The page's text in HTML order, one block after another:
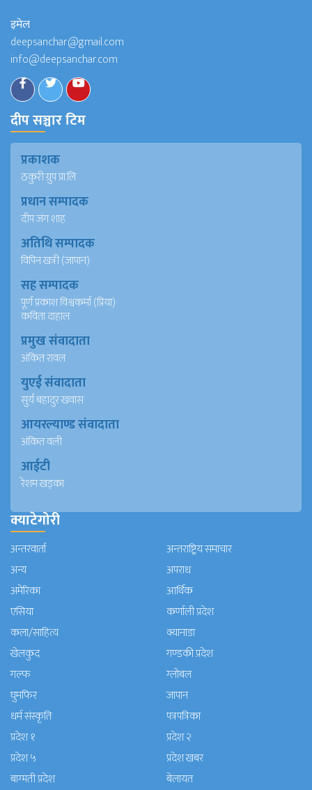
इमेल
deepsanchar@gmail.com
info@deepsanchar.com
दीप सञ्चार टिम
प्रकाशक
ठकुरी ग्रुप प्रा.लि
प्रधान सम्पादक
दीप जंग शाह
अतिथि सम्पादक
विपिन खत्री (जापान)
सह सम्पादक
पूर्ण प्रकाश विश्वकर्मा (प्रिया)
कविता दाहाल
प्रमुख संवादाता
अंकित रावल
युएई संवादाता
सुर्य बहादुर खवास
आयरल्याण्ड संवादाता
अंकित वली
आईटी
रेशम खड्का
क्याटेगोरी
अन्तरवार्ता
अन्तराष्ट्रिय समाचार
अन्य
अपराध
अमेरिका
आर्थिक
एसिया
कर्णाली प्रदेश
कला/साहित्य
क्यानाडा
खेलकुद
गण्डकी प्रदेश
गल्फ
ग्लोबल
घुमफिर
जापान
धर्म संस्कृति
पत्रपत्रिका
प्रदेश १
प्रदेश २
प्रदेश ५
प्रदेश खबर
बाग्मती प्रदेश
बेलायत